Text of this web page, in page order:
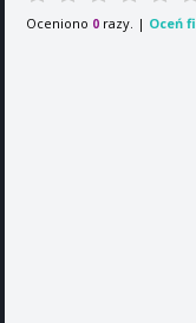
Oceniono 0 razy. | Oceń